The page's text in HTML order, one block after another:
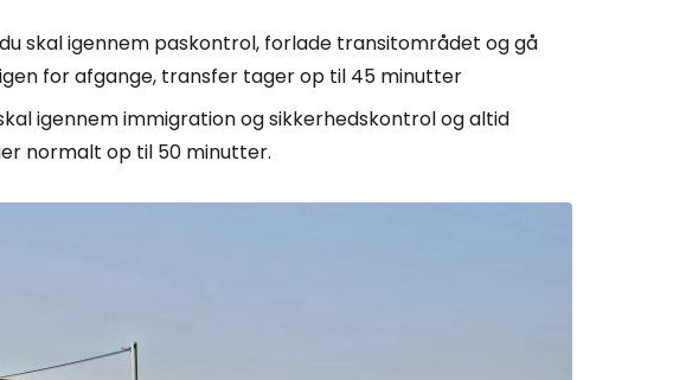
skal igennem paskontrol, forlade transitområdet og gå
for afgange, transfer tager op til 45 minutter
igennem immigration og sikkerhedskontrol og altid
normalt op til 50 minutter.